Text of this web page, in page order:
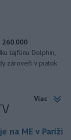
tajfúnu Dolphin,
zároveň v piatok
Viac
na ME v Paríži